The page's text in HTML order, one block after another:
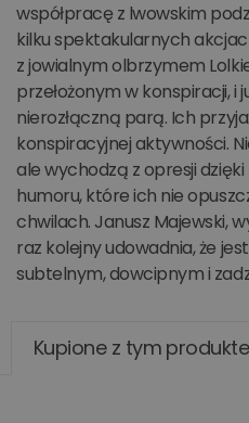
współpracę z lwowskim
kilku spektakularnych
z jowialnym olbrzymem
przełożonym w konspiracji, i
nierozłączną parą. Ich
konspiracyjnej aktywności.
ale wychodzą z opresji
humoru, które ich nie
chwilach. Janusz Majewski,
raz kolejny udowadnia, że
subtelnym, dowcipnym i
Kupione z tym